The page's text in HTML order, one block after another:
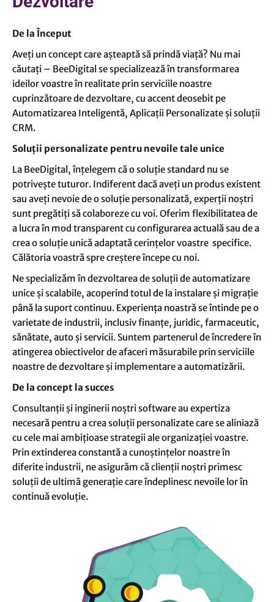
De la Început
Aveți un concept care așteaptă să prindă viață? Nu mai
căutați – BeeDigital se specializează în transformarea
ideilor voastre în realitate prin serviciile noastre
cuprinzătoare de dezvoltare, cu accent deosebit pe
Automatizarea Inteligentă, Aplicații Personalizate și soluții
CRM.
Soluții personalizate pentru nevoile tale unice
La BeeDigital, înțelegem că o soluție standard nu se
potrivește tuturor. Indiferent dacă aveți un produs existent
sau aveți nevoie de o soluție personalizată, experții noștri
sunt pregătiți să colaboreze cu voi. Oferim flexibilitatea de
a lucra în mod transparent cu configurarea actuală sau de a
crea o soluție unică adaptată cerințelor voastre specifice.
Călătoria voastră spre creștere începe cu noi.
Ne specializăm în dezvoltarea de soluții de automatizare
unice și scalabile, acoperind totul de la instalare și migrație
până la suport continuu. Experiența noastră se întinde pe o
varietate de industrii, inclusiv finanțe, juridic, farmaceutic,
sănătate, auto și servicii. Suntem partenerul de încredere în
atingerea obiectivelor de afaceri măsurabile prin serviciile
noastre de dezvoltare și implementare a automatizării.
De la concept la succes
Consultanții și inginerii noștri software au expertiza
necesară pentru a crea soluții personalizate care se aliniază
cu cele mai ambițioase strategii ale organizației voastre.
Prin extinderea constantă a cunoștințelor noastre în
diferite industrii, ne asigurăm că clienții noștri primesc
soluții de ultimă generație care îndeplinesc nevoile lor în
continuă evoluție.